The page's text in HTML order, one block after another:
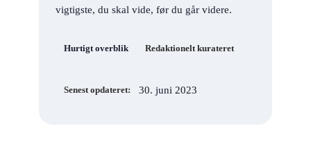
vigtigste, du skal vide, før du går videre.
Hurtigt overblik Redaktionelt kurateret
Senest opdateret: 30. juni 2023